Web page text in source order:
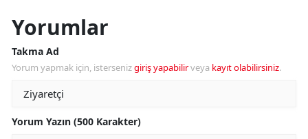
Yorumlar
Takma Ad
Yorum yapmak için, istersenizgiriş yapabilirveya kayıt olabilirsiniz.
Yorum Yazın (500 Karakter)